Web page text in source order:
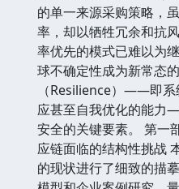
的单一来源采购策略，
率，却以牺牲冗余和抗
率优先的模式已难以为
球不确定性成为新常态
（Resilience）——即
应甚至自我优化的能力
安全的关键要素。 第
应链面临的结构性挑战
的现状进行了细致的描